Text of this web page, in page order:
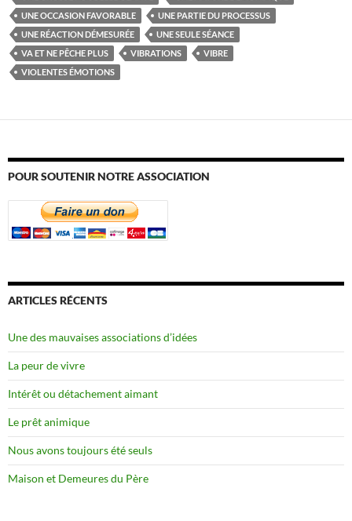
UNE OCCASION FAVORABLE
UNE PARTIE DU PROCESSUS
UNE RÉACTION DÉMESURÉE
UNE SEULE SÉANCE
VA ET NE PÊCHE PLUS
VIBRATIONS
VIBRE
VIOLENTES ÉMOTIONS
POUR SOUTENIR NOTRE ASSOCIATION
ARTICLES RÉCENTS
Une des mauvaises associations d’idées
La peur de vivre
Intérêt ou détachement aimant
Le prêt animique
Nous avons toujours été seuls
Maison et Demeures du Père